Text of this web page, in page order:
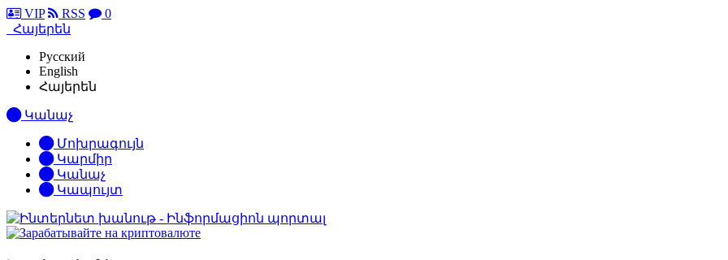
VIP RSS
0
Հայերեն
Русский
English
Հայերեն
Կանաչ
Մոխրագույն
Կարմիր
Կանաչ
Կապույտ